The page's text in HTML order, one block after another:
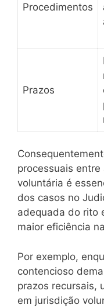
Procedimentos
Prazos
processuais
voluntária é
dos casos no
adequada do rito
maior eficiência
Por exemplo,
contencioso
prazos recursais,
em jurisdição